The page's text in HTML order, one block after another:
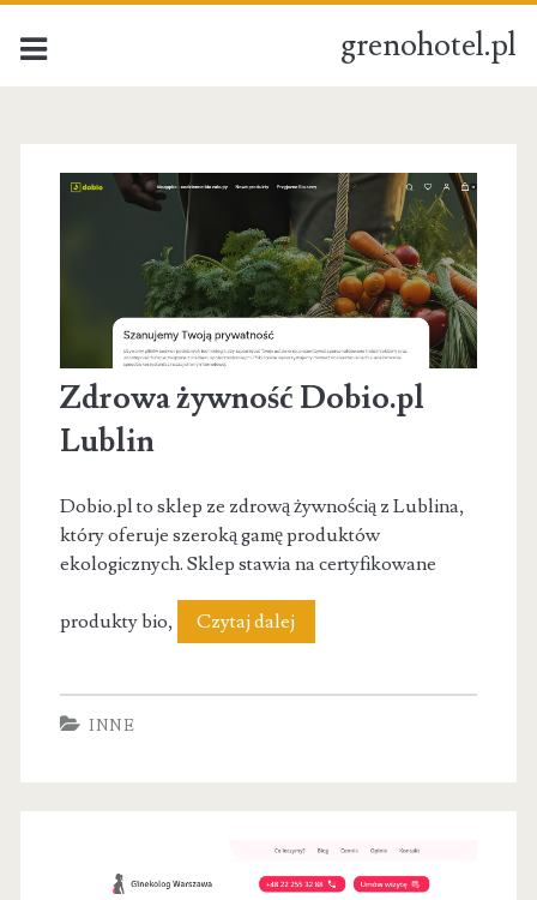
grenohotel.pl
Posts
Zdrowa żywność Dobio.pl
Lublin
Dobio.pl to sklep ze zdrową żywnością z Lublina,
który oferuje szeroką gamę produktów
ekologicznych. Sklep stawia na certyfikowane
produkty bio, Czytaj dalejZdrowa
INNE